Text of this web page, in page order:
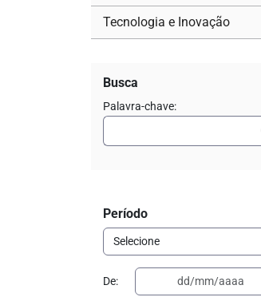
Tecnologia e Inovação
Busca
Palavra-chave:
Período
De: